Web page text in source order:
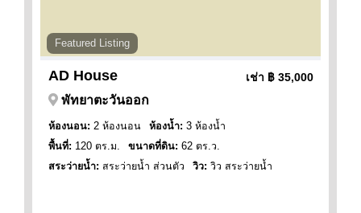
Featured Listing
AD House เช่า ฿ 35,000
พัทยาตะวันออก
ห้องนอน: 2 ห้องนอน ห้องน้ำ: 3 ห้องน้ำ
พื้นที่: 120 ตร.ม. ขนาดที่ดิน: 62 ตร.ว.
สระว่ายน้ำ: สระว่ายน้ำ ส่วนตัว วิว: วิว สระว่ายน้ำ